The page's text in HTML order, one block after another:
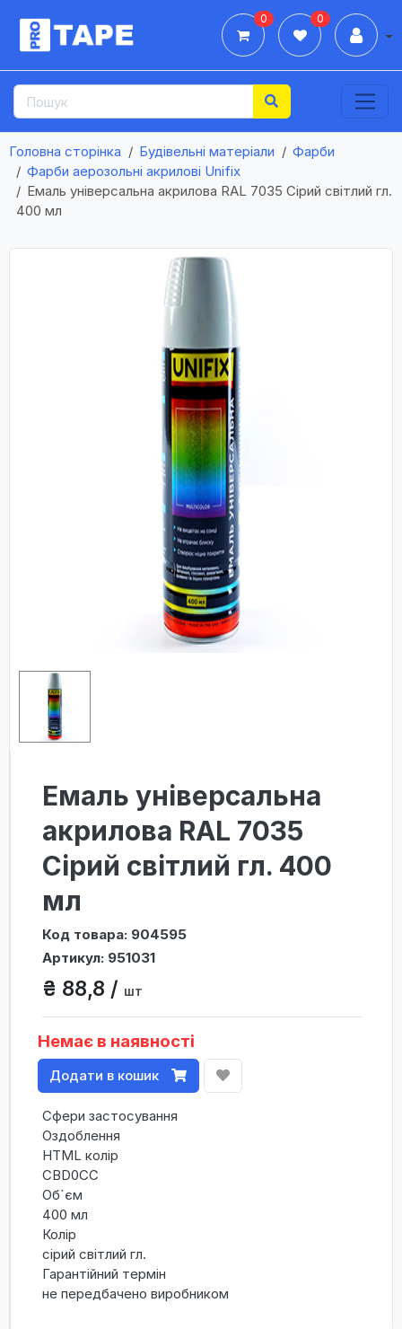
0 0
Головна сторінка Будівельні матеріали
Фарби
Фарби аерозольні акрилові Unifix
Емаль універсальна акрилова RAL 7035 Сірий світлий гл.
400 мл
Емаль універсальна
акрилова RAL 7035
Сірий світлий гл. 400
мл
Код товара: 904595
Артикул: 951031
₴ 88,8 / шт
Немає в наявності
Додати в кошик
Сфери застосування
Оздоблення
HTML колір
CBD0CC
Об`єм
400 мл
Колір
сірий світлий гл.
Гарантійний термін
не передбачено виробником